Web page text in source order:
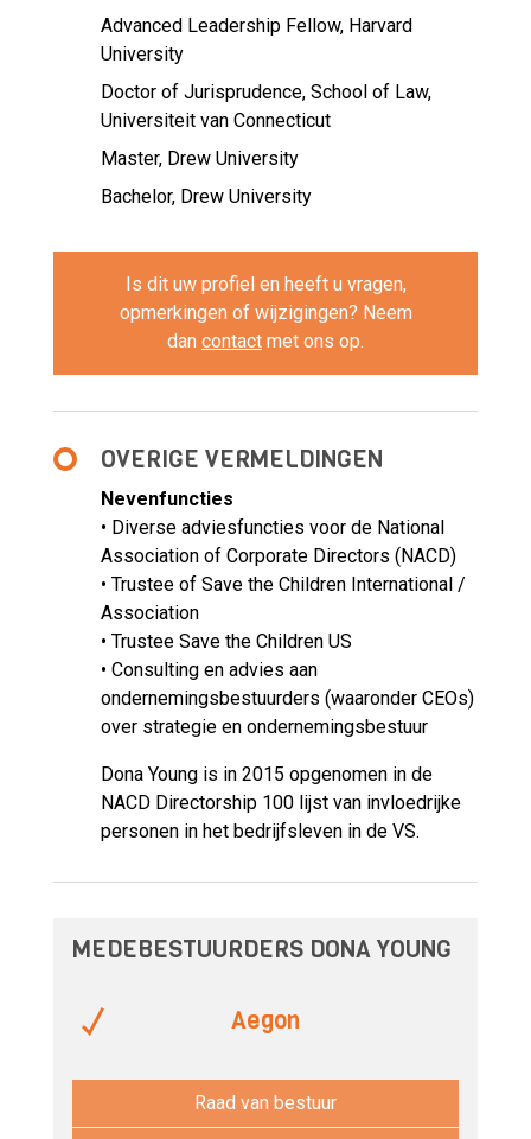
Advanced Leadership Fellow, Harvard
University
Doctor of Jurisprudence, School of Law,
Universiteit van Connecticut
Master, Drew University
Bachelor, Drew University
Is dit uw profiel en heeft u vragen,
opmerkingen of wijzigingen? Neem
dan contact met ons op.
OVERIGE VERMELDINGEN
Nevenfuncties
• Diverse adviesfuncties voor de National
Association of Corporate Directors (NACD)
• Trustee of Save the Children International /
Association
• Trustee Save the Children US
• Consulting en advies aan
ondernemingsbestuurders (waaronder CEOs)
over strategie en ondernemingsbestuur
Dona Young is in 2015 opgenomen in de
NACD Directorship 100 lijst van invloedrijke
personen in het bedrijfsleven in de VS.
MEDEBESTUURDERS DONA YOUNG
Aegon
Raad van bestuur